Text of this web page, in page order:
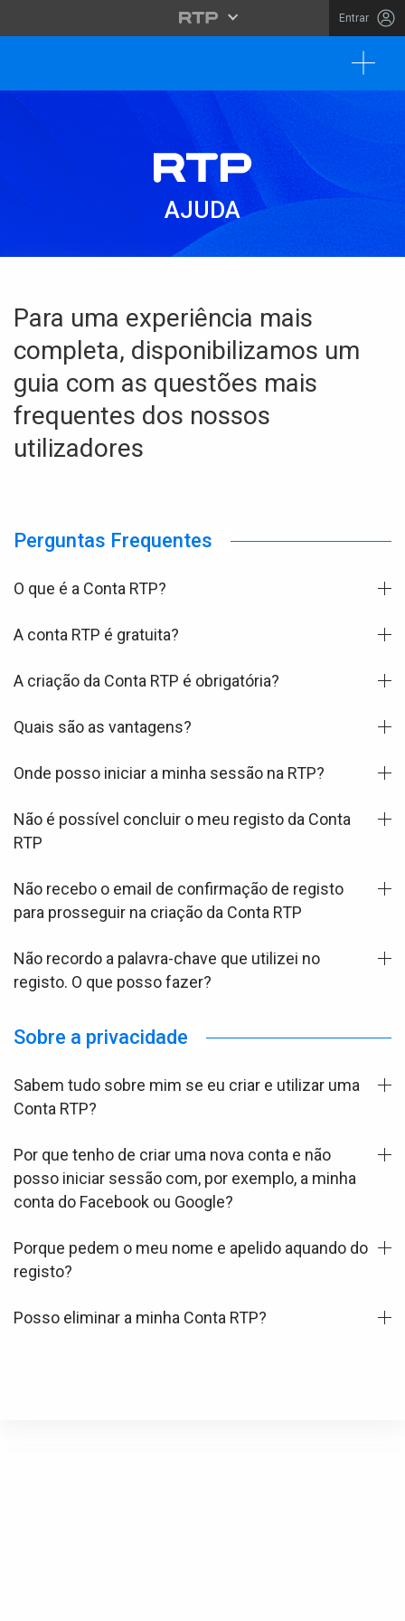
Entrar
AJUDA
Para uma experiência mais
completa, disponibilizamos um
guia com as questões mais
frequentes dos nossos
utilizadores
Perguntas Frequentes
O que é a Conta RTP?
A conta RTP é gratuita?
A criação da Conta RTP é obrigatória?
Quais são as vantagens?
Onde posso iniciar a minha sessão na RTP?
Não é possível concluir o meu registo da Conta
RTP
Não recebo o email de confirmação de registo
para prosseguir na criação da Conta RTP
Não recordo a palavra-chave que utilizei no
registo. O que posso fazer?
Sobre a privacidade
Sabem tudo sobre mim se eu criar e utilizar uma
Conta RTP?
Por que tenho de criar uma nova conta e não
posso iniciar sessão com, por exemplo, a minha
conta do Facebook ou Google?
Porque pedem o meu nome e apelido aquando do
registo?
Posso eliminar a minha Conta RTP?